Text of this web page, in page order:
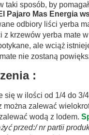
taki sposób, by
Pajaro Mas Energia
odbiory liści yerba
z krzewów yerba mate
ale wciąż
nie zostaną
:
się w ilości od 1/4 do 3/
można zalewać
wodą z lodem.
przed:/ nr partii